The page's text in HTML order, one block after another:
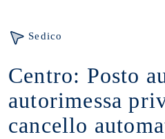
Sedico
Centro: Posto
autorimessa
cancello